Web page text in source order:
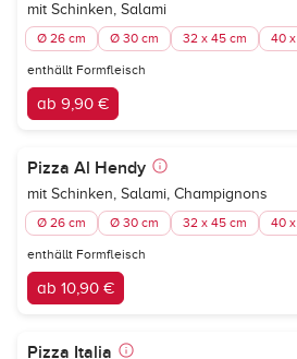
mit Schinken, Salami
Ø 26 cm Ø 30 cm 32 x 45 cm 40
enthällt Formfleisch
ab 9,90 €
Pizza Al Hendy
mit Schinken, Salami, Champignons
Ø 26 cm Ø 30 cm 32 x 45 cm 40
enthällt Formfleisch
ab 10,90 €
Pizza Italia